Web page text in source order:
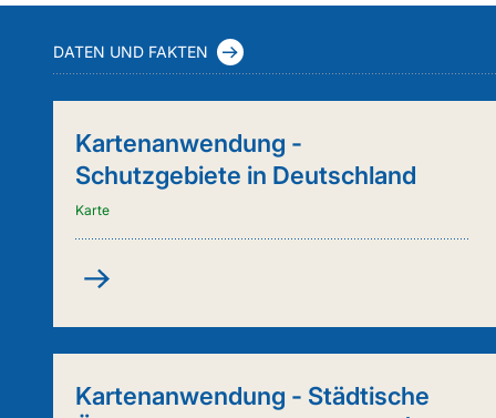
(FleKuCo)
DATEN UND FAKTEN
Kartenanwendung -
Schutzgebiete in Deutschland
Karte
Kartenanwendung
Schutzgebiete
in
Kartenanwendung - Städtische